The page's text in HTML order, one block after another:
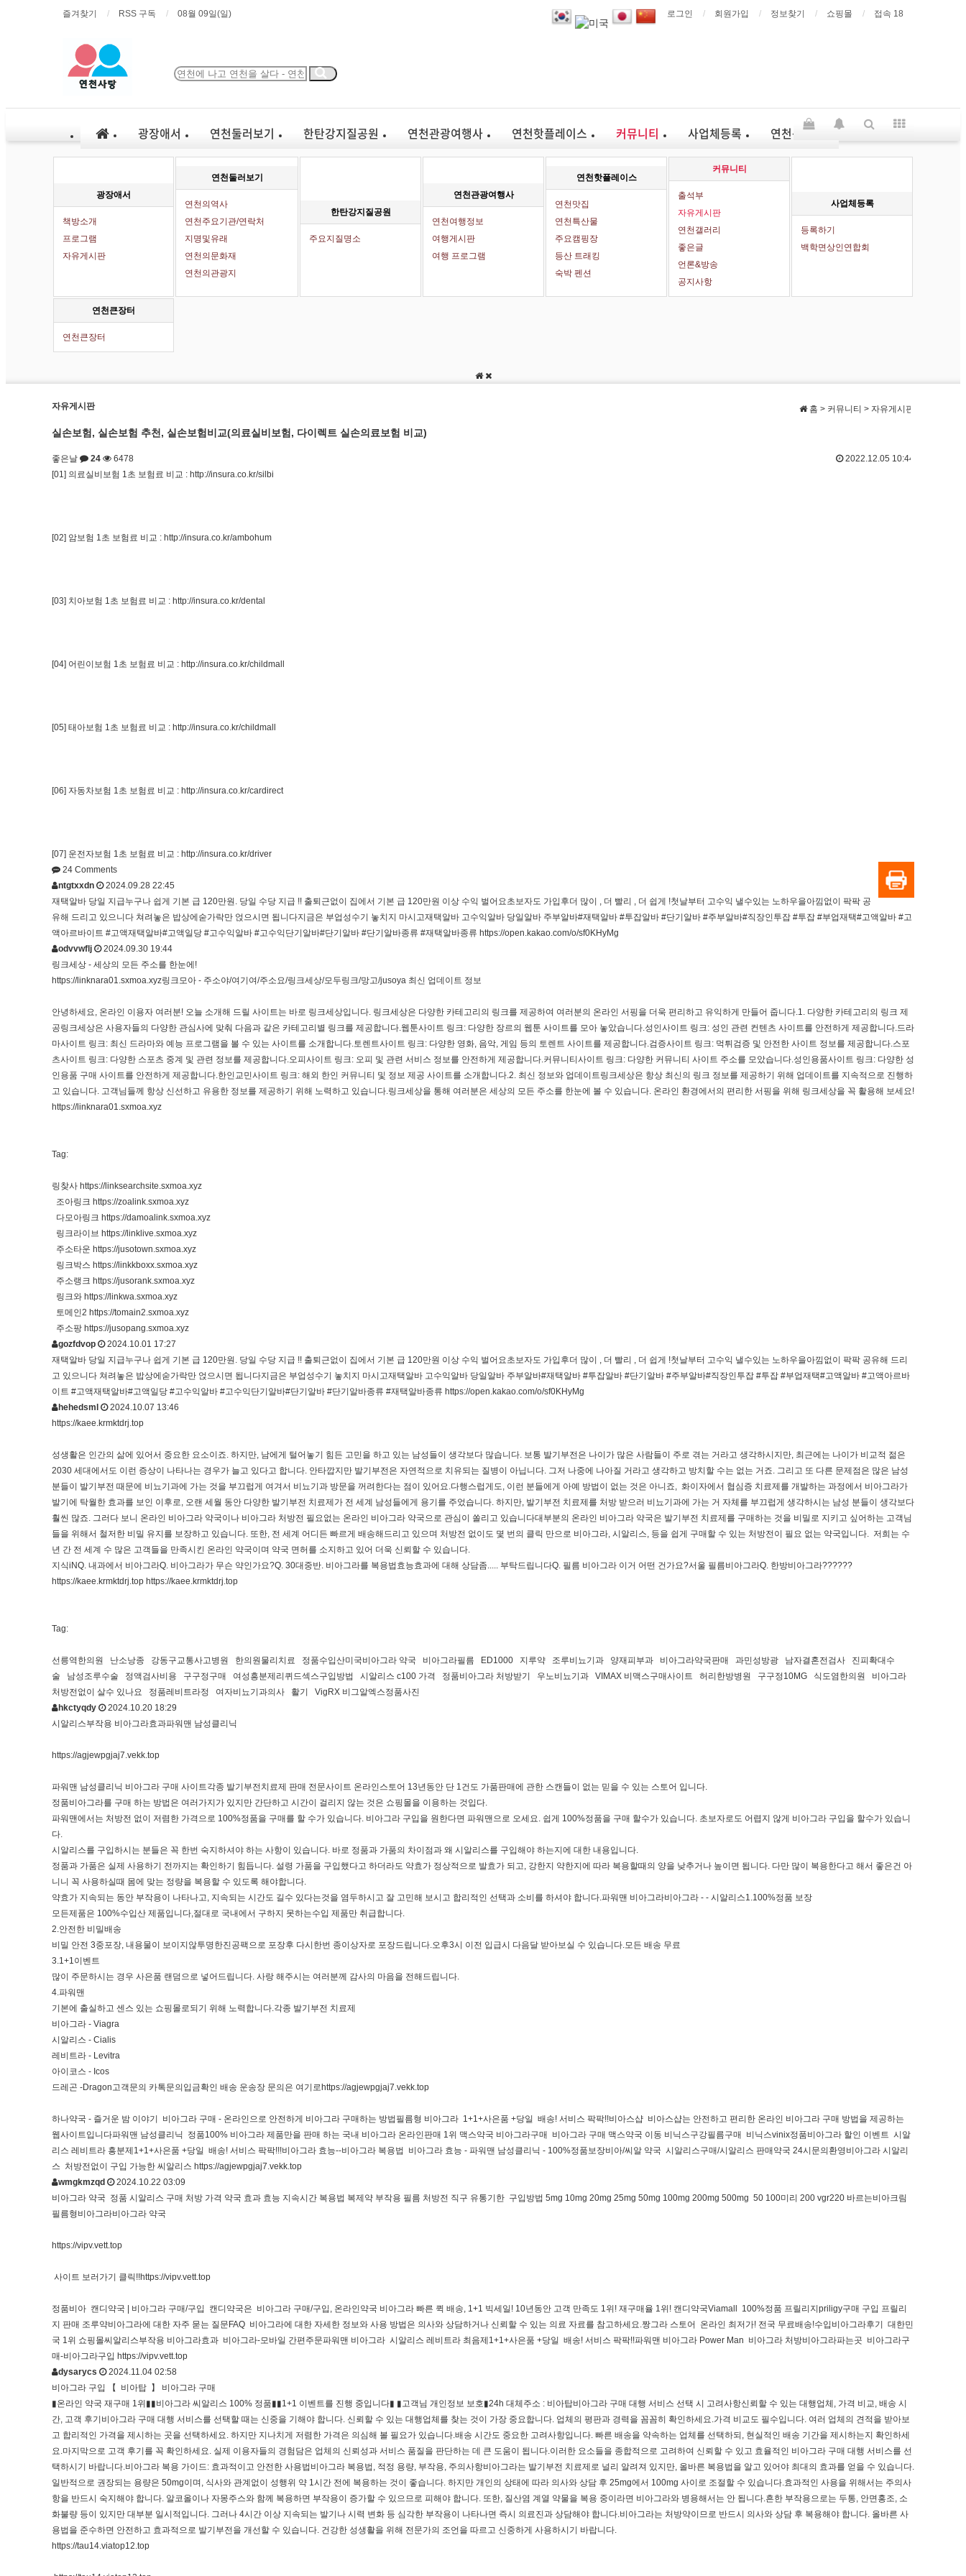
즐겨찾기 RSS 구독 08월 09일(일) 로그인 회원가입 정보찾기 쇼핑몰 접속 18
광장애서 연천둘러보기 한탄강지질공원 연천관광여행사 연천핫플레이스 커뮤니티 사업체등록 연천큰장터
광장애서
책방소개
프로그램
자유게시판
연천둘러보기
연천의역사
연천주요기관/연락처
지명및유래
연천의문화재
연천의관광지
한탄강지질공원
주요지질명소
연천관광여행사
연천여행정보
여행게시판
여행 프로그램
연천핫플레이스
연천맛집
연천특산물
주요캠핑장
등산 트래킹
숙박 펜션
커뮤니티
출석부
자유게시판
연천갤러리
좋은글
언론&방송
공지사항
사업체등록
등록하기
백학면상인연합회
연천큰장터
연천큰장터
홈 > 커뮤니티 > 자유게시판
자유게시판
실손보험, 실손보험 추천, 실손보험비교(의료실비보험, 다이렉트 실손의료보험 비교)
좋은날 24 6478
2022.12.05 10:44
[01] 의료실비보험 1초 보험료 비교 : http://insura.co.kr/silbi
[02] 암보험 1초 보험료 비교 : http://insura.co.kr/ambohum
[03] 치아보험 1초 보험료 비교 : http://insura.co.kr/dental
[04] 어린이보험 1초 보험료 비교 : http://insura.co.kr/childmall
[05] 태아보험 1초 보험료 비교 : http://insura.co.kr/childmall
[06] 자동차보험 1초 보험료 비교 : http://insura.co.kr/cardirect
[07] 운전자보험 1초 보험료 비교 : http://insura.co.kr/driver
24 Comments
ntgtxxdn
2024.09.28 22:45
재택알바 당일 지급누구나 쉽게 기본 급 120만원. 당일 수당 지급 !! 출퇴근없이 집에서 기본 급 120만원 이상 수익 벌어요초보자도 가입후더 많이 , 더 빨리 , 더 쉽게 !첫날부터 고수익 낼수있는 노하우을아낌없이 팍팍 공
유해 드리고 있으니다 쳐려놓은 밥상에숟가락만 얹으시면 됩니다지금은 부업성수기 놓치지 마시고재택알바 고수익알바 당일알바 주부알바#재택알바 #투잡알바 #단기알바 #주부알바#직장인투잡 #투잡 #부업재택#고액알바 #고
액아르바이트 #고액재택알바#고액일당 #고수익알바 #고수익단기알바#단기알바 #단기알바종류 #재택알바종류 https://open.kakao.com/o/sf0KHyMg
odvvwflj
2024.09.30 19:44
링크세상 - 세상의 모든 주소를 한눈에!
https://linknara01.sxmoa.xyz링크모아 - 주소야/여기여/주소요/링크세상/모두링크/망고/jusoya 최신 업데이트 정보
안녕하세요, 온라인 이용자 여러분! 오늘 소개해 드릴 사이트는 바로 링크세상입니다. 링크세상은 다양한 카테고리의 링크를 제공하여 여러분의 온라인 서핑을 더욱 편리하고 유익하게 만들어 줍니다.1. 다양한 카테고리의 링크 제
공링크세상은 사용자들의 다양한 관심사에 맞춰 다음과 같은 카테고리별 링크를 제공합니다.웹툰사이트 링크: 다양한 장르의 웹툰 사이트를 모아 놓았습니다.성인사이트 링크: 성인 관련 컨텐츠 사이트를 안전하게 제공합니다.드라
마사이트 링크: 최신 드라마와 예능 프로그램을 볼 수 있는 사이트를 소개합니다.토렌트사이트 링크: 다양한 영화, 음악, 게임 등의 토렌트 사이트를 제공합니다.검증사이트 링크: 먹튀검증 및 안전한 사이트 정보를 제공합니다.스포
츠사이트 링크: 다양한 스포츠 중계 및 관련 정보를 제공합니다.오피사이트 링크: 오피 및 관련 서비스 정보를 안전하게 제공합니다.커뮤니티사이트 링크: 다양한 커뮤니티 사이트 주소를 모았습니다.성인용품사이트 링크: 다양한 성
인용품 구매 사이트를 안전하게 제공합니다.한인교민사이트 링크: 해외 한인 커뮤니티 및 정보 제공 사이트를 소개합니다.2. 최신 정보와 업데이트링크세상은 항상 최신의 링크 정보를 제공하기 위해 업데이트를 지속적으로 진행하
고 있습니다. 고객님들께 항상 신선하고 유용한 정보를 제공하기 위해 노력하고 있습니다.링크세상을 통해 여러분은 세상의 모든 주소를 한눈에 볼 수 있습니다. 온라인 환경에서의 편리한 서핑을 위해 링크세상을 꼭 활용해 보세요!
https://linknara01.sxmoa.xyz
Tag:
링찾사 https://linksearchsite.sxmoa.xyz
조아링크 https://zoalink.sxmoa.xyz
다모아링크 https://damoalink.sxmoa.xyz
링크라이브 https://linklive.sxmoa.xyz
주소타운 https://jusotown.sxmoa.xyz
링크박스 https://linkkboxx.sxmoa.xyz
주소랭크 https://jusorank.sxmoa.xyz
링크와 https://linkwa.sxmoa.xyz
토메인2 https://tomain2.sxmoa.xyz
주소팡 https://jusopang.sxmoa.xyz
gozfdvop
2024.10.01 17:27
재택알바 당일 지급누구나 쉽게 기본 급 120만원. 당일 수당 지급 !! 출퇴근없이 집에서 기본 급 120만원 이상 수익 벌어요초보자도 가입후더 많이 , 더 빨리 , 더 쉽게 !첫날부터 고수익 낼수있는 노하우을아낌없이 팍팍 공유해 드리
고 있으니다 쳐려놓은 밥상에숟가락만 얹으시면 됩니다지금은 부업성수기 놓치지 마시고재택알바 고수익알바 당일알바 주부알바#재택알바 #투잡알바 #단기알바 #주부알바#직장인투잡 #투잡 #부업재택#고액알바 #고액아르바
이트 #고액재택알바#고액일당 #고수익알바 #고수익단기알바#단기알바 #단기알바종류 #재택알바종류 https://open.kakao.com/o/sf0KHyMg
hehedsml
2024.10.07 13:46
https://kaee.krmktdrj.top
성생활은 인간의 삶에 있어서 중요한 요소이죠. 하지만, 남에게 털어놓기 힘든 고민을 하고 있는 남성들이 생각보다 많습니다. 보통 발기부전은 나이가 많은 사람들이 주로 겪는 거라고 생각하시지만, 최근에는 나이가 비교적 젊은
2030 세대에서도 이런 증상이 나타나는 경우가 늘고 있다고 합니다. 안타깝지만 발기부전은 자연적으로 치유되는 질병이 아닙니다. 그저 나중에 나아질 거라고 생각하고 방치할 수는 없는 거죠. 그리고 또 다른 문제점은 많은 남성
분들이 발기부전 때문에 비뇨기과에 가는 것을 부끄럽게 여겨서 비뇨기과 방문을 꺼려한다는 점이 있어요.다행스럽게도, 이런 분들에게 아예 방법이 없는 것은 아니죠, 화이자에서 협심증 치료제를 개발하는 과정에서 비아그라가
발기에 탁월한 효과를 보인 이후로, 오랜 세월 동안 다양한 발기부전 치료제가 전 세계 남성들에게 용기를 주었습니다. 하지만, 발기부전 치료제를 처방 받으러 비뇨기과에 가는 거 자체를 부끄럽게 생각하시는 남성 분들이 생각보다
훨씬 많죠. 그러다 보니 온라인 비아그라 약국이나 비아그라 처방전 필요없는 온라인 비아그라 약국으로 관심이 쏠리고 있습니다대부분의 온라인 비아그라 약국은 발기부전 치료제를 구매하는 것을 비밀로 지키고 싶어하는 고객님
들을 위해서 철저한 비밀 유지를 보장하고 있습니다. 또한, 전 세계 어디든 빠르게 배송해드리고 있으며 처방전 없이도 몇 번의 클릭 만으로 비아그라, 시알리스, 등을 쉽게 구매할 수 있는 처방전이 필요 없는 약국입니다. 저희는 수
년 간 전 세계 수 많은 고객들을 만족시킨 온라인 약국이며 약국 면허를 소지하고 있어 더욱 신뢰할 수 있습니다.
지식iNQ. 내과에서 비아그라Q. 비아그라가 무슨 약인가요?Q. 30대중반. 비아그라를 복용법효능효과에 대해 상담좀..... 부탁드립니다Q. 필름 비아그라 이거 어떤 건가요?서울 필름비아그라Q. 한방비아그라??????
https://kaee.krmktdrj.top https://kaee.krmktdrj.top
Tag:
선릉역한의원 난소낭종 강동구교통사고병원 한의원물리치료 정품수입산미국비아그라 약국 비아그라필름 ED1000 지루약 조루비뇨기과 양재피부과 비아그라약국판매 과민성방광 남자결혼전검사 진피확대수
술 남성조루수술 정액검사비용 구구정구매 여성흥분제리퀴드섹스구입방법 시알리스 c100 가격 정품비아그라 처방받기 우노비뇨기과 VIMAX 비맥스구매사이트 허리한방병원 구구정10MG 식도염한의원 비아그라
처방전없이 살수 있나요 정품레­비트라정 여자비뇨기과의사 활기 VigRX 비그알엑스정품사진
hkctyqdy
2024.10.20 18:29
시알리스부작용 비아그라효과파워맨 남성클리닉
https://agjewpgjaj7.vekk.top
파워맨 남성클리닉 비아그라 구매 사이트각종 발기부전치료제 판매 전문사이트 온라인스토어 13년동안 단 1건도 가품판매에 관한 스캔들이 없는 믿을 수 있는 스토어 입니다.
정품비아그라를 구매 하는 방법은 여러가지가 있지만 간단하고 시간이 걸리지 않는 것은 쇼핑몰을 이용하는 것입다.
파워맨에서는 처방전 없이 저렴한 가격으로 100%정품을 구매를 할 수가 있습니다. 비아그라 구입을 원한다면 파워맨으로 오세요. 쉽게 100%정품을 구매 할수가 있습니다. 초보자로도 어렵지 않게 비아그라 구입을 할수가 있습니
다.
시알리스를 구입하시는 분들은 꼭 한번 숙지하셔야 하는 사항이 있습니다. 바로 정품과 가품의 차이점과 왜 시알리스를 구입해야 하는지에 대한 내용입니다.
정품과 가품은 실제 사용하기 전까지는 확인하기 힘듭니다. 설령 가품을 구입했다고 하더라도 약효가 정상적으로 발효가 되고, 강한지 약한지에 따라 복용할때의 양을 낮추거나 높이면 됩니다. 다만 많이 복용한다고 해서 좋은건 아
니니 꼭 사용하실때 몸에 맞는 정량을 복용할 수 있도록 해야합니다.
약효가 지속되는 동안 부작용이 나타나고, 지속되는 시간도 길수 있다는것을 염두하시고 잘 고민해 보시고 합리적인 선택과 소비를 하셔야 합니다.파워맨 비아그라비아그라 - - 시알리스1.100%정품 보장
모든제품은 100%수입산 제품입니다,절대로 국내에서 구하지 못하는수입 제품만 취급합니다.
2.안전한 비밀배송
비밀 안전 3중포장, 내용물이 보이지않투명한진공팩으로 포장후 다시한번 종이상자로 포장드립니다.오후3시 이전 입급시 다음달 받아보실 수 있습니다.모든 배송 무료
3.1+1이벤트
많이 주문하시는 경우 사은품 랜덤으로 넣어드립니다. 사랑 해주시는 여러분께 감사의 마음을 전해드립니다.
4.파워맨
기본에 출실하고 센스 있는 쇼핑몰로되기 위해 노력합니다.각종 발기부전 치료제
비아그라 - Viagra
시알리스 - Cialis
레비트라 - Levitra
아이코스 - Icos
드레곤 -Dragon고객문의 카톡문의입금확인 배송 운송장 문의은 여기로https://agjewpgjaj7.vekk.top
하나약국 - 즐거운 밤 이야기 비아그라 구매 - 온라인으로 안전하게 비아그라 구매하는 방법필름형 비아그라 1+1+사은품 +당일 배송! 서비스 팍팍!!비아스샵 비아스샵는 안전하고 편리한 온라인 비아그라 구매 방법을 제공하는
웹사이트입니다파워맨 남성클리닉 정품100% 비아그라 제품만을 판매 하는 국내 비아그라 온라인판매 1위 맥스약국 비아그라구매 비아그라 구매 맥스약국 이동 비닉스구강필름구매 비닉스vinix정품비아그라 할인 이벤트 시알
리스 레비트라 흥분제1+1+사은품 +당일 배송! 서비스 팍팍!!!비아그라 효능--비아그라 복용법 비아그라 효능 - 파워맨 남성클리닉 - 100%정품보장비아/씨알 약국 시알리스구매/시알리스 판매약국 24시문의환영비아그라 시알리
스 처방전없이 구입 가능한 씨알리스 https://agjewpgjaj7.vekk.top
wmgkmzqd
2024.10.22 03:09
비아그라 약국 정품 시알리스 구매 처방 가격 약국 효과 효능 지속시간 복용법 복제약 부작용 필름 처방전 직구 유통기한 구입방법 5mg 10mg 20mg 25mg 50mg 100mg 200mg 500mg 50 100미리 200 vgr220 바르는비아크림
필름형비아그라비아그라 약국
https://vipv.vett.top
사이트 보러가기 클릭!!https://vipv.vett.top
정품비아 캔디약국 | 비아그라 구매/구입 캔디약국은 비아그라 구매/구입, 온라인약국 비아그라 빠른 퀵 배송, 1+1 빅세일! 10년동안 고객 만족도 1위! 재구매율 1위! 캔디약국Viamall 100%정품 프릴리지priligy구매 구입 프릴리
지 판매 조루약비아그라에 대한 자주 묻는 질문FAQ 비아그라에 대한 자세한 정보와 사용 방법은 의사와 상담하거나 신뢰할 수 있는 의료 자료를 참고하세요.짱그라 스토어 온라인 최저가! 전국 무료배송!수입비아그라후기 대한민
국 1위 쇼핑몰씨알리스부작용 비아그라효과 비아그라-모바일 간편주문파워맨 비아그라 시알리스 레비트라 최음제1+1+사은품 +당일 배송! 서비스 팍팍!!파워맨 비아그라 Power Man 비아그라 처방비아그라파는곳 비아그라구
매-비아그라구입 https://vipv.vett.top
dysarycs
2024.11.04 02:58
비아그라 구입 【 비아탑 】 비아그라 구매
▮온라인 약국 재구매 1위▮▮비아그라 씨알리스 100% 정품▮▮1+1 이벤트를 진행 중입니다▮ ▮고객님 개인정보 보호▮24h 대체주소 : 비아탑비아그라 구매 대행 서비스 선택 시 고려사항신뢰할 수 있는 대행업체, 가격 비교, 배송 시
간, 고객 후기비아그라 구매 대행 서비스를 선택할 때는 신중을 기해야 합니다. 신뢰할 수 있는 대행업체를 찾는 것이 가장 중요합니다. 업체의 평판과 경력을 꼼꼼히 확인하세요.가격 비교도 필수입니다. 여러 업체의 견적을 받아보
고 합리적인 가격을 제시하는 곳을 선택하세요. 하지만 지나치게 저렴한 가격은 의심해 볼 필요가 있습니다.배송 시간도 중요한 고려사항입니다. 빠른 배송을 약속하는 업체를 선택하되, 현실적인 배송 기간을 제시하는지 확인하세
요.마지막으로 고객 후기를 꼭 확인하세요. 실제 이용자들의 경험담은 업체의 신뢰성과 서비스 품질을 판단하는 데 큰 도움이 됩니다.이러한 요소들을 종합적으로 고려하여 신뢰할 수 있고 효율적인 비아그라 구매 대행 서비스를 선
택하시기 바랍니다.비아그라 복용 가이드: 효과적이고 안전한 사용법비아그라 복용법, 적정 용량, 부작용, 주의사항비아그라는 발기부전 치료제로 널리 알려져 있지만, 올바른 복용법을 알고 있어야 최대의 효과를 얻을 수 있습니다.
일반적으로 권장되는 용량은 50mg이며, 식사와 관계없이 성행위 약 1시간 전에 복용하는 것이 좋습니다. 하지만 개인의 상태에 따라 의사와 상담 후 25mg에서 100mg 사이로 조절할 수 있습니다.효과적인 사용을 위해서는 주의사
항을 반드시 숙지해야 합니다. 알코올이나 자몽주스와 함께 복용하면 부작용이 증가할 수 있으므로 피해야 합니다. 또한, 질산염 계열 약물을 복용 중이라면 비아그라와 병용해서는 안 됩니다.흔한 부작용으로는 두통, 안면홍조, 소
화불량 등이 있지만 대부분 일시적입니다. 그러나 4시간 이상 지속되는 발기나 시력 변화 등 심각한 부작용이 나타나면 즉시 의료진과 상담해야 합니다.비아그라는 처방약이므로 반드시 의사와 상담 후 복용해야 합니다. 올바른 사
용법을 준수하면 안전하고 효과적으로 발기부전을 개선할 수 있습니다. 건강한 성생활을 위해 전문가의 조언을 따르고 신중하게 사용하시기 바랍니다.
https://tau14.viatop12.top